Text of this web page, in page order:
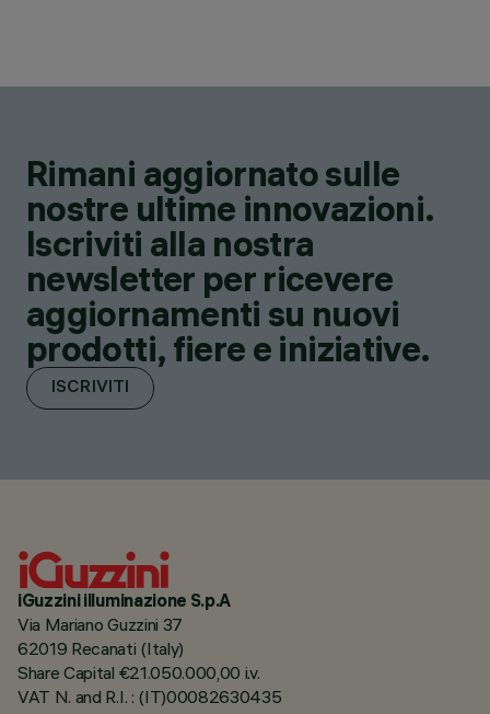
Rimani aggiornato sulle
nostre ultime innovazioni.
Iscriviti alla nostra
newsletter per ricevere
aggiornamenti su nuovi
prodotti, fiere e iniziative.
ISCRIVITI
iGuzzini illuminazione S.p.A
Via Mariano Guzzini 37
62019 Recanati (Italy)
Share Capital €21.050.000,00 i.v.
VAT N. and R.I. : (IT)00082630435